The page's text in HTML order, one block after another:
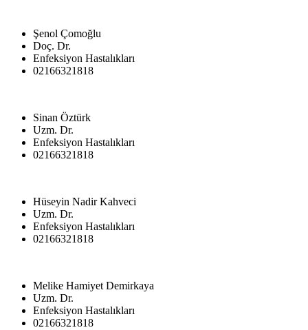
Şenol Çomoğlu
Doç. Dr.
Enfeksiyon Hastalıkları
02166321818
Sinan Öztürk
Uzm. Dr.
Enfeksiyon Hastalıkları
02166321818
Hüseyin Nadir Kahveci
Uzm. Dr.
Enfeksiyon Hastalıkları
02166321818
Melike Hamiyet Demirkaya
Uzm. Dr.
Enfeksiyon Hastalıkları
02166321818